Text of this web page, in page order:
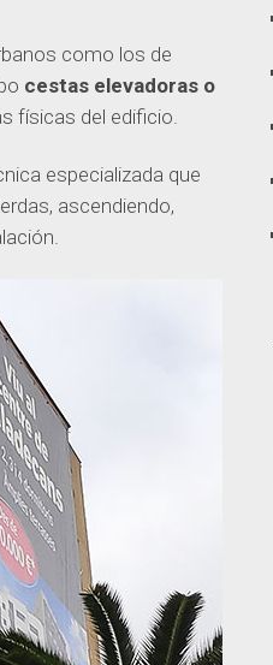
como los de
cestas elevadoras o
físicas del edificio.
especializada que
ascendiendo,